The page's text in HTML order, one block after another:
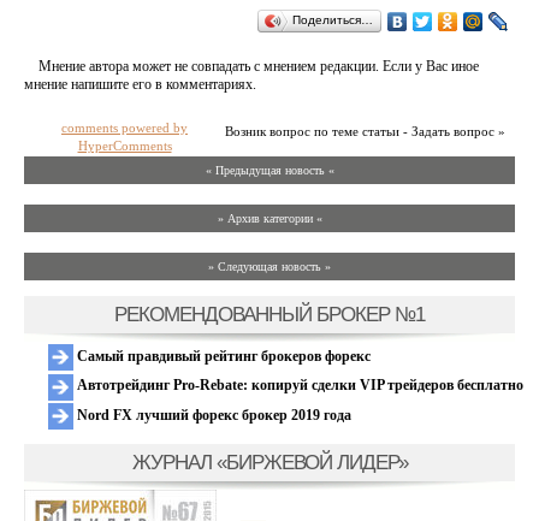
Поделиться…
Мнение автора может не совпадать с мнением редакции. Если у Вас иное
мнение напишите его в комментариях.
Возник вопрос по теме статьи - Задать вопрос »
comments powered by
HyperComments
« Предыдущая новость «
» Архив категории «
» Следующая новость »
РЕКОМЕНДОВАННЫЙ БРОКЕР №1
Самый правдивый рейтинг брокеров форекс
Автотрейдинг Pro-Rebate: копируй сделки VIP трейдеров бесплатно
Nord FX лучший форекс брокер 2019 года
ЖУРНАЛ «БИРЖЕВОЙ ЛИДЕР»